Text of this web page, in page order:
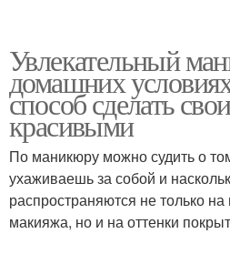
Увлекательный
домашних
способ сделать
красивыми
По маникюру можно судить о
ухаживаешь за собой и
распространяются не только
макияжа, но и на оттенки